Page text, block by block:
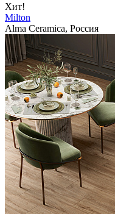
Хит!
Milton
Alma Ceramica, Россия